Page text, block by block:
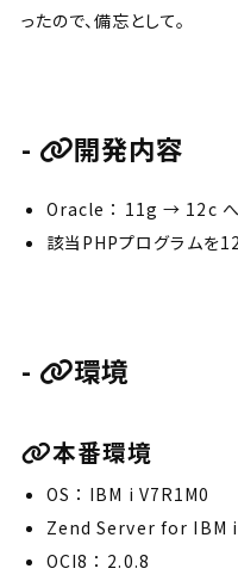
ったので、備忘として。
開発内容
Oracle ： 11g → 12c
該当PHPプログラムを
環境
本番環境
OS ： IBM i V7R1M0
Zend Server for IBM i
OCI8 ： 2.0.8